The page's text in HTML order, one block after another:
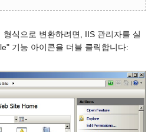
식으로 변환하려면, IIS 관리자를 실
기능 아이콘을 더블 클릭합니다: